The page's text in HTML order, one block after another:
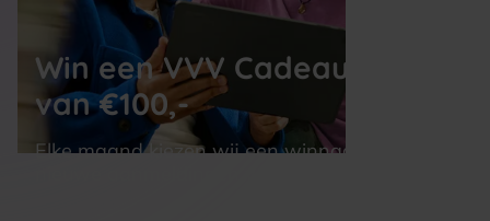
Win een VVV Cadeaukaart
van €100,-
Elke maand kiezen wij een winnaar uit alle